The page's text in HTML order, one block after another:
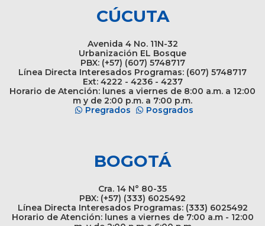
CÚCUTA
Avenida 4 No. 11N-32
Urbanización EL Bosque
PBX: (+57) (607) 5748717
Línea Directa Interesados Programas: (607) 5748717
Ext: 4222 - 4236 - 4237
Horario de Atención: lunes a viernes de 8:00 a.m. a 12:00
m y de 2:00 p.m. a 7:00 p.m.
Pregrados
Posgrados
BOGOTÁ
Cra. 14 N° 80-35
PBX: (+57) (333) 6025492
Línea Directa Interesados Programas: (333) 6025492
Horario de Atención: lunes a viernes de 7:00 a.m - 12:00